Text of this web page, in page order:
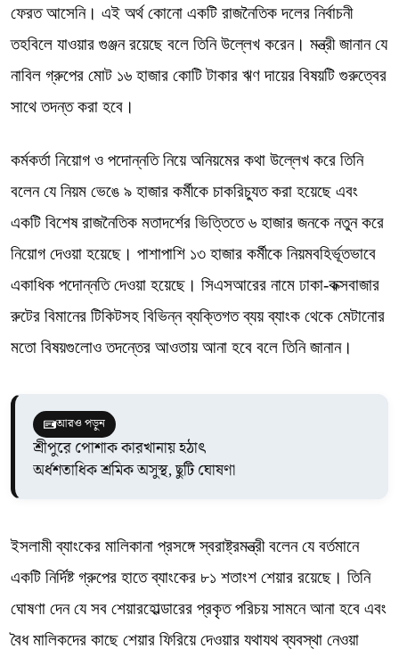
ফেরত আসেনি। এই অর্থ কোনো একটি রাজনৈতিক দলের নির্বাচনী
তহবিলে যাওয়ার গুঞ্জন রয়েছে বলে তিনি উল্লেখ করেন। মন্ত্রী জানান যে
নাবিল গ্রুপের মোট ১৬ হাজার কোটি টাকার ঋণ দায়ের বিষয়টি গুরুত্বের
সাথে তদন্ত করা হবে।
কর্মকর্তা নিয়োগ ও পদোন্নতি নিয়ে অনিয়মের কথা উল্লেখ করে তিনি
বলেন যে নিয়ম ভেঙে ৯ হাজার কর্মীকে চাকরিচ্যুত করা হয়েছে এবং
একটি বিশেষ রাজনৈতিক মতাদর্শের ভিত্তিতে ৬ হাজার জনকে নতুন করে
নিয়োগ দেওয়া হয়েছে। পাশাপাশি ১৩ হাজার কর্মীকে নিয়মবহির্ভূতভাবে
একাধিক পদোন্নতি দেওয়া হয়েছে। সিএসআরের নামে ঢাকা-কক্সবাজার
রুটের বিমানের টিকিটসহ বিভিন্ন ব্যক্তিগত ব্যয় ব্যাংক থেকে মেটানোর
মতো বিষয়গুলোও তদন্তের আওতায় আনা হবে বলে তিনি জানান।
আরও পড়ুন
শ্রীপুরে পোশাক কারখানায় হঠাৎ
অর্ধশতাধিক শ্রমিক অসুস্থ, ছুটি ঘোষণা
ইসলামী ব্যাংকের মালিকানা প্রসঙ্গে স্বরাষ্ট্রমন্ত্রী বলেন যে বর্তমানে
একটি নির্দিষ্ট গ্রুপের হাতে ব্যাংকের ৮১ শতাংশ শেয়ার রয়েছে। তিনি
ঘোষণা দেন যে সব শেয়ারহোল্ডারের প্রকৃত পরিচয় সামনে আনা হবে এবং
বৈধ মালিকদের কাছে শেয়ার ফিরিয়ে দেওয়ার যথাযথ ব্যবস্থা নেওয়া